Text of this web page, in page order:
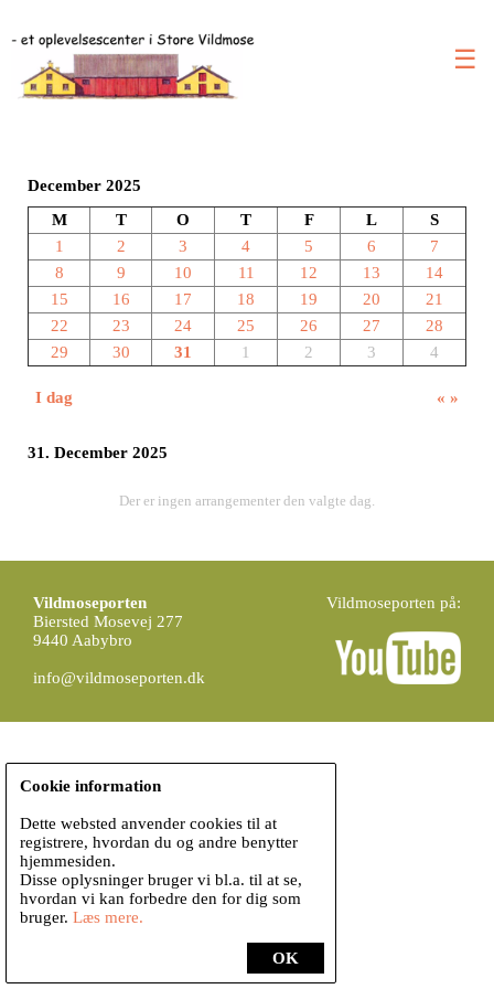
☰
December 2025
M
T O T F L
S
1
2 3 4 5 6
7
8
9 10 11 12 13
14
15
16 17 18 19 20
21
22
23 24 25 26 27
28
29
30 31 1 2 3 4
I dag « »
31. December 2025
Der er ingen arrangementer den valgte dag.
Vildmoseporten
Biersted Mosevej 277
9440 Aabybro
info@vildmoseporten.dk
Vildmoseporten på:
OK
Cookie information
Dette websted anvender cookies til at
registrere, hvordan du og andre benytter
hjemmesiden.
Disse oplysninger bruger vi bl.a. til at se,
hvordan vi kan forbedre den for dig som
bruger. Læs mere.